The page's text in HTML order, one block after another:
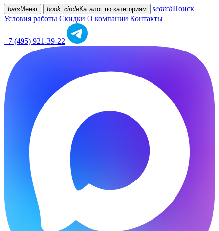
bars Меню book_circleКаталог по категориям searchПоиск
Условия работы Скидки О компании Контакты
+7 (495) 921-39-22